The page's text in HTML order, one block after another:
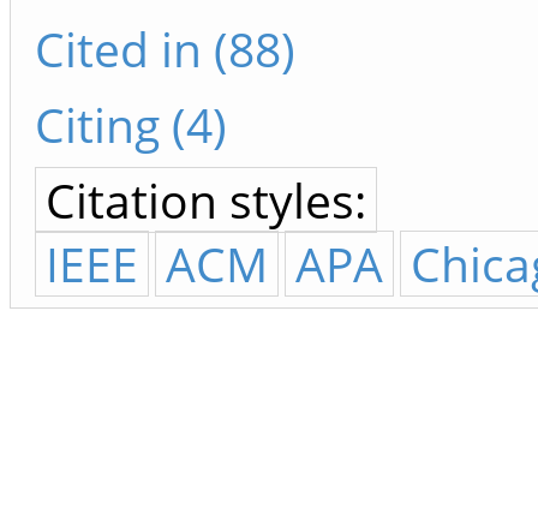
Cited in (88)
Citing (4)
Citation styles:
IEEE ACM APA